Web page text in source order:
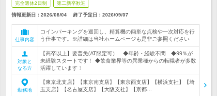
完全週休2日制 第二新卒歓迎
情報更新日：2026/08/04 終了予定日： 2026/09/07
仕事内容
コインパーキングを巡回し、精算機の簡単な点検や一次対応を行
う仕事です。※詳細は当社ホームページも是非ご参照ください
対象と
なる方
【高卒以上】要普免(AT限定可） ◆年齢・経験不問 ◆99％が
未経験スタートです！ ◆飲食業界等の異業種からの転職者が多数
活躍しています！
勤務地
【東京北支店】【東京南支店】【東京西支店】【横浜支社】【埼
玉支店】【名古屋支店】【大阪支社】【京都…